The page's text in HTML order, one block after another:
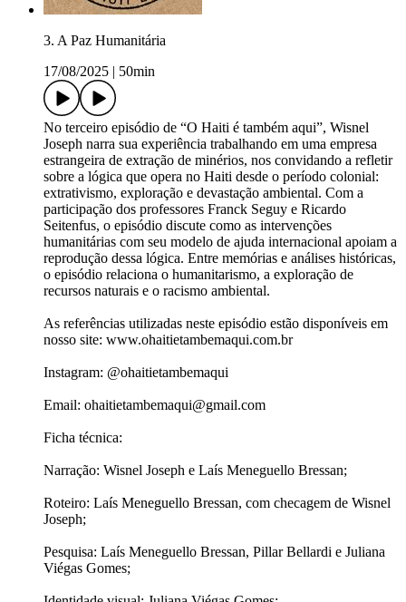
3. A Paz Humanitária
17/08/2025 | 50min
No terceiro episódio de “O Haiti é também aqui”, Wisnel
Joseph narra sua experiência trabalhando em uma empresa
estrangeira de extração de minérios, nos convidando a refletir
sobre a lógica que opera no Haiti desde o período colonial:
extrativismo, exploração e devastação ambiental. Com a
participação dos professores Franck Seguy e Ricardo
Seitenfus, o episódio discute como as intervenções
humanitárias com seu modelo de ajuda internacional apoiam a
reprodução dessa lógica. Entre memórias e análises históricas,
o episódio relaciona o humanitarismo, a exploração de
recursos naturais e o racismo ambiental.
As referências utilizadas neste episódio estão disponíveis em
nosso site: www.ohaitietambemaqui.com.br
Instagram: @ohaitietambemaqui
Email: ohaitietambemaqui@gmail.com
Ficha técnica:
Narração: Wisnel Joseph e Laís Meneguello Bressan;
Roteiro: Laís Meneguello Bressan, com checagem de Wisnel
Joseph;
Pesquisa: Laís Meneguello Bressan, Pillar Bellardi e Juliana
Viégas Gomes;